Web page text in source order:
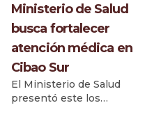
conocida este miércoles
durante la audiencia de […]
Ministerio de Salud
busca fortalecer
atención médica en
Cibao Sur
El Ministerio de Salud
presentó este los